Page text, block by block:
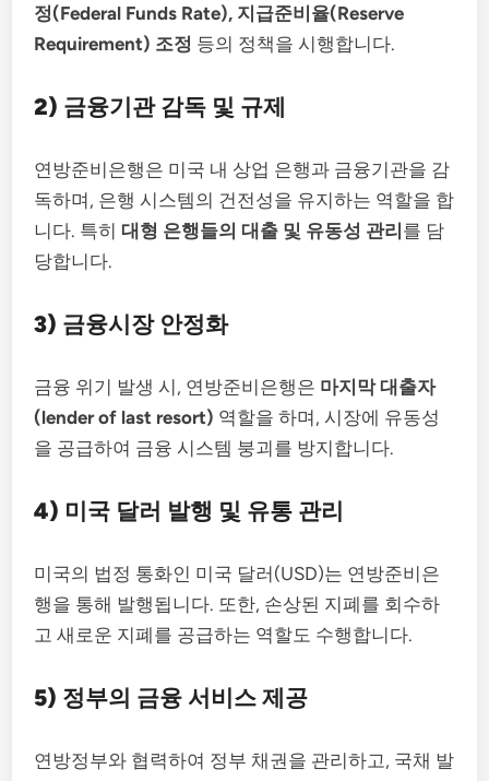
정(Federal Funds Rate), 지급준비율(Reserve
Requirement) 조정 등의 정책을 시행합니다.
2) 금융기관 감독 및 규제
연방준비은행은 미국 내 상업 은행과 금융기관을 감
독하며, 은행 시스템의 건전성을 유지하는 역할을 합
니다. 특히대형 은행들의 대출 및 유동성 관리를 담
당합니다.
3) 금융시장 안정화
금융 위기 발생 시, 연방준비은행은 마지막 대출자
(lender of last resort) 역할을 하며, 시장에 유동성
을 공급하여 금융 시스템 붕괴를 방지합니다.
4) 미국 달러 발행 및 유통 관리
미국의 법정 통화인 미국 달러(USD)는 연방준비은
행을 통해 발행됩니다. 또한, 손상된 지폐를 회수하
고 새로운 지폐를 공급하는 역할도 수행합니다.
5) 정부의 금융 서비스 제공
연방정부와 협력하여 정부 채권을 관리하고, 국채 발